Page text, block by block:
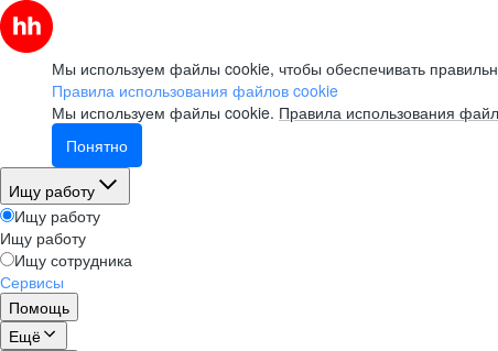
Мы используем файлы cookie, чтобы обеспечивать
Правила использования файлов cookie
Мы используем файлы cookie. Правила использования
Понятно
Ищу работу
Ищу работу
Ищу работу
Ищу сотрудника
Сервисы
Помощь
Ещё